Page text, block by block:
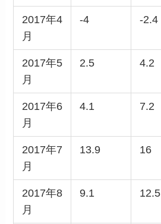
2017年4
月
-4 -2.4
2017年5
月
2.5 4.2
2017年6
月
4.1 7.2
2017年7
月
13.9 16
2017年8
月
9.1 12.5